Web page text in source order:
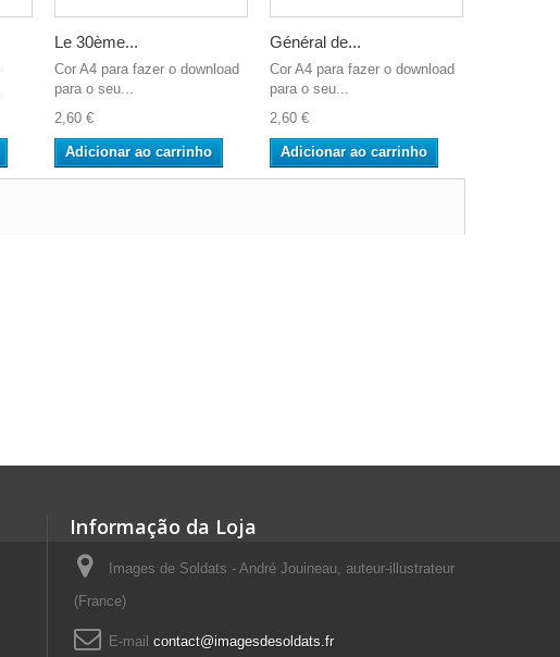
Le 30ème...
Cor A4 para fazer o download
para o seu...
2,60 €
Adicionar ao carrinho
Général de...
Cor A4 para fazer o download
para o seu...
2,60 €
Adicionar ao carrinho
Informação da Loja
Images de Soldats - André Jouineau, auteur-illustrateur
(France)
E-mail contact@imagesdesoldats.fr